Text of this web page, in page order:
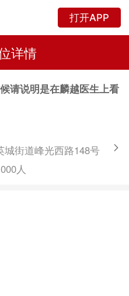
打开APP
详情
候请说明是在麟越医生上看
城街道峰光西路148号
人